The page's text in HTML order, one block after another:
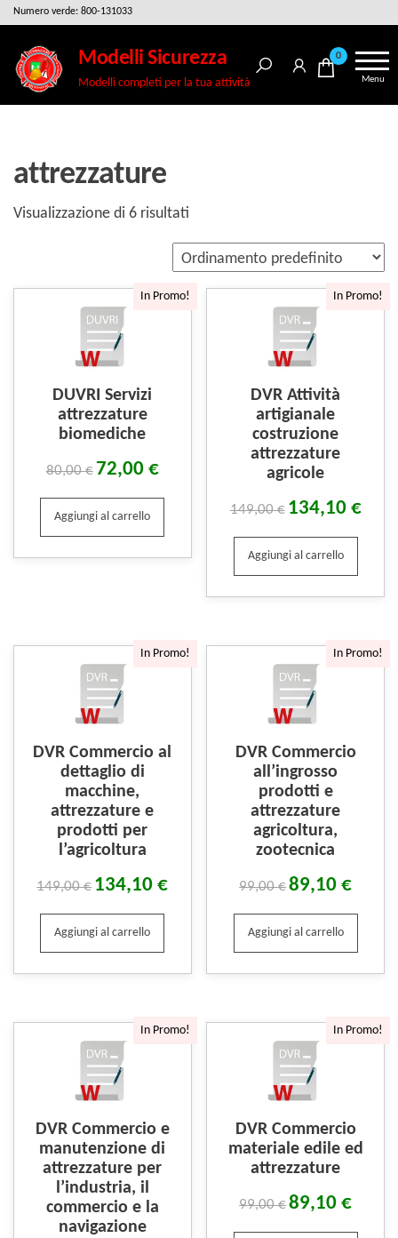
Salta
vai
contenuto
Numero verde: 800-131033
Modelli Sicurezza
Modelli completi per la tua attività
0
Menu
attrezzature
Visualizzazione di 6 risultati
In Promo!
DUVRI Servizi
attrezzature
biomediche
80,00€ 72,00 €
Aggiungi al carrello
In Promo!
DVR Attività
artigianale
costruzione
attrezzature
agricole
149,00€ 134,10 €
Aggiungi al carrello
In Promo!
DVR Commercio al
dettaglio di
macchine,
attrezzature e
prodotti per
l’agricoltura
149,00€ 134,10€
Aggiungi al carrello
In Promo!
DVR Commercio
all’ingrosso
prodotti e
attrezzature
agricoltura,
zootecnica
99,00€89,10€
Aggiungi al carrello
In Promo!
DVR Commercio e
manutenzione di
attrezzature per
l’industria, il
commercio e la
navigazione
In Promo!
DVR Commercio
materiale edile ed
attrezzature
99,00€89,10€